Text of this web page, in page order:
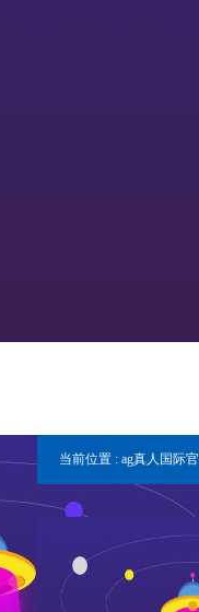
当前位置 : ag真人国际